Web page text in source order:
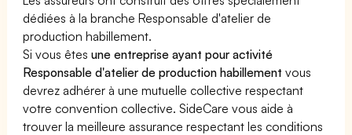
dédiées à la branche Responsable d'atelier de
production habillement.
Si vous êtesune entreprise ayant pour activité
Responsable d'atelier de production habillement vous
devrez adhérer à une mutuelle collective respectant
votre convention collective. SideCare vous aide à
trouver la meilleure assurance respectant les conditions